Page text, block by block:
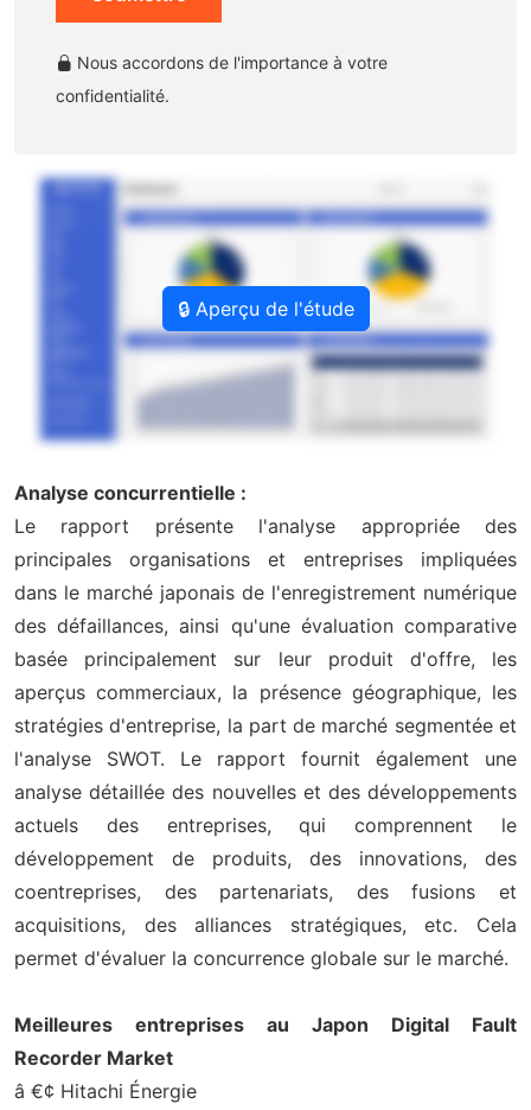
Nous accordons de l'importance à votre
confidentialité.
🔒 Aperçu de l'étude
Analyse concurrentielle :
Le rapport présente l'analyse appropriée des
principales organisations et entreprises impliquées
dans le marché japonais de l'enregistrement numérique
des défaillances, ainsi qu'une évaluation comparative
basée principalement sur leur produit d'offre, les
aperçus commerciaux, la présence géographique, les
stratégies d'entreprise, la part de marché segmentée et
l'analyse SWOT. Le rapport fournit également une
analyse détaillée des nouvelles et des développements
actuels des entreprises, qui comprennent le
développement de produits, des innovations, des
coentreprises, des partenariats, des fusions et
acquisitions, des alliances stratégiques, etc. Cela
permet d'évaluer la concurrence globale sur le marché.
Meilleures entreprises au Japon Digital Fault
Recorder Market
â €¢ Hitachi Énergie